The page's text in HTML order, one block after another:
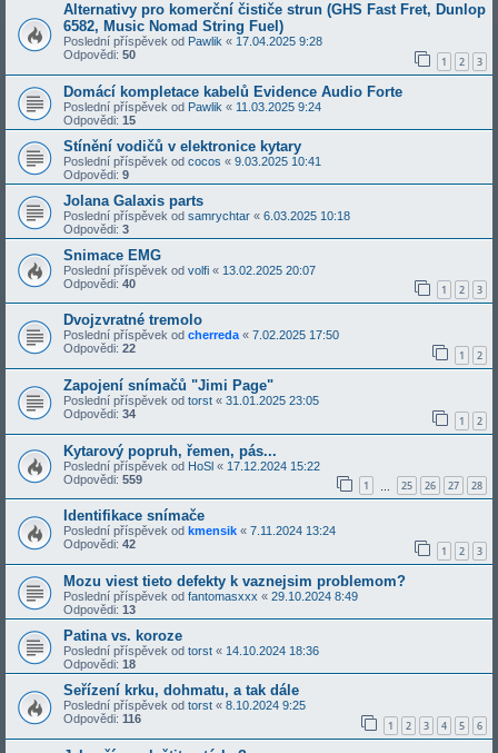
Alternativy pro komerční čističe strun (GHS Fast Fret, Dunlop
6582, Music Nomad String Fuel)
Poslední příspěvek od Pawlik « 17.04.2025 9:28
Odpovědi: 50 1 2 3
Domácí kompletace kabelů Evidence Audio Forte
Poslední příspěvek od Pawlik « 11.03.2025 9:24
Odpovědi: 15
Stínění vodičů v elektronice kytary
Poslední příspěvek od cocos « 9.03.2025 10:41
Odpovědi: 9
Jolana Galaxis parts
Poslední příspěvek od samrychtar « 6.03.2025 10:18
Odpovědi: 3
Snimace EMG
Poslední příspěvek od volfi « 13.02.2025 20:07
Odpovědi: 40 1 2 3
Dvojzvratné tremolo
Poslední příspěvek od cherreda « 7.02.2025 17:50
Odpovědi: 22 1 2
Zapojení snímačů "Jimi Page"
Poslední příspěvek od torst « 31.01.2025 23:05
Odpovědi: 34 1 2
Kytarový popruh, řemen, pás...
Poslední příspěvek od HoSl « 17.12.2024 15:22
Odpovědi: 559 1 25 26 27 28
Identifikace snímače
Poslední příspěvek od kmensik « 7.11.2024 13:24
Odpovědi: 42 1 2 3
Mozu viest tieto defekty k vaznejsim problemom?
Poslední příspěvek od fantomasxxx « 29.10.2024 8:49
Odpovědi: 13
Patina vs. koroze
Poslední příspěvek od torst « 14.10.2024 18:36
Odpovědi: 18
Seřízení krku, dohmatu, a tak dále
Poslední příspěvek od torst « 8.10.2024 9:25
Odpovědi: 116 1 2 3 4 5 6